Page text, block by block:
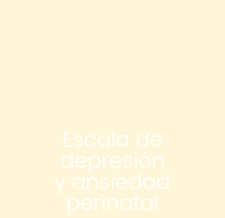
Escala de
depresión
y ansiedad
perinatal